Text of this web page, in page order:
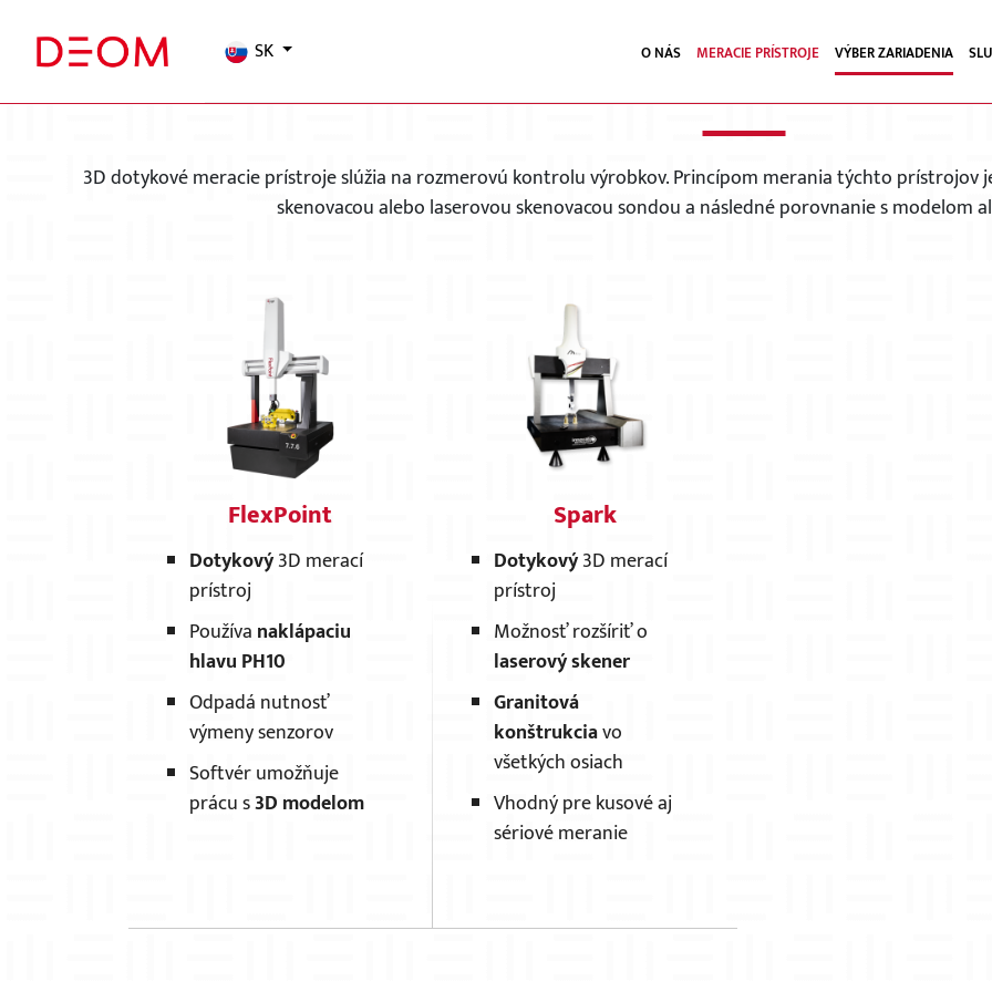
SK O NÁS MERACIE PRÍSTROJE VÝBER ZARIADENIA
3D DOTYKOVÉ MERACIE
3D dotykové meracie prístroje slúžia na rozmerovú kontrolu výrobkov. Princípom merania týchto prístrojov
skenovacou alebo laserovou skenovacou sondou a následné porovnanie s
FlexPoint
Dotykový3D merací
prístroj
Používa naklápaciu
hlavu PH10
Odpadá nutnosť
výmeny senzorov
Softvér umožňuje
prácu s3D modelom
Spark
Dotykový3D merací
prístroj
Možnosť rozšíriť o
laserový skener
Granitová
konštrukciavo
všetkých osiach
Vhodný pre kusové aj
sériové meranie